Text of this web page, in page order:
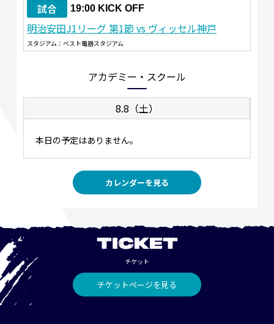
試合
19:00 KICK OFF
明治安田J1リーグ 第1節 vs ヴィッセル神戸
スタジアム：ベスト電器スタジアム
アカデミー・スクール
8.8（土）
本日の予定はありません。
カレンダーを見る
TICKET
チケット
チケットページを見る